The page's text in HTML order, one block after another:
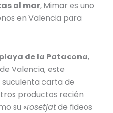
al mar, Mimar es uno
en Valencia para
playa de la Patacona,
Valencia, este
carta de
productos recién
su «rosetjatde fideos